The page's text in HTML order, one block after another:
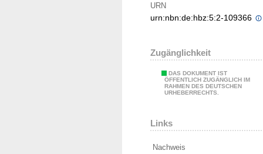
URN
urn:nbn:de:hbz:5:2-109366
Zugänglichkeit
DAS DOKUMENT IST
ÖFFENTLICH ZUGÄNGLICH IM
RAHMEN DES DEUTSCHEN
URHEBERRECHTS.
Links
Nachweis